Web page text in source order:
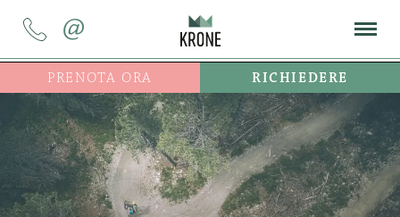
@
PRENOTA ORA RICHIEDERE